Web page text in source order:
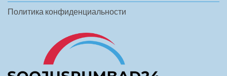
Политика конфиденциальности